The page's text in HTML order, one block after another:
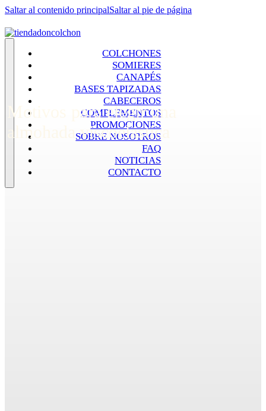
Saltar al contenido principalSaltar al pie de página
COLCHONES
SOMIERES
CANAPÉS
BASES TAPIZADAS
CABECEROS
COMPLEMENTOS
PROMOCIONES
SOBRE NOSOTROS
FAQ
NOTICIAS
CONTACTO
Motivos para elegir una
almohada viscoelástica